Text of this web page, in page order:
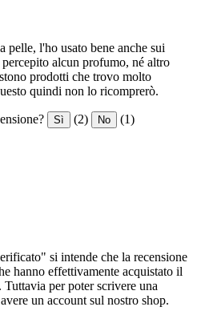
pelle, l'ho usato bene anche sui
alcun profumo, né altro
prodotti che trovo molto
quindi non lo ricomprerò.
Sì (2) No (1)
si intende che la recensione
hanno effettivamente acquistato il
per poter scrivere una
un account sul nostro shop.